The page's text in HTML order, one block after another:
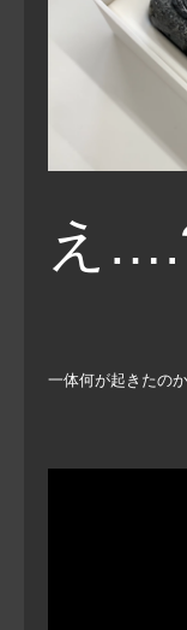
え
一体何が起きたの